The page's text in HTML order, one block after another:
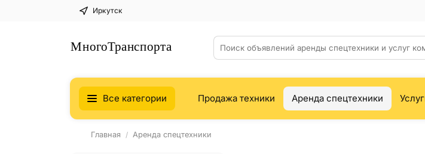
Иркутск
Все категории Продажа техники Аренда спецтехники
Главная Аренда спецтехники